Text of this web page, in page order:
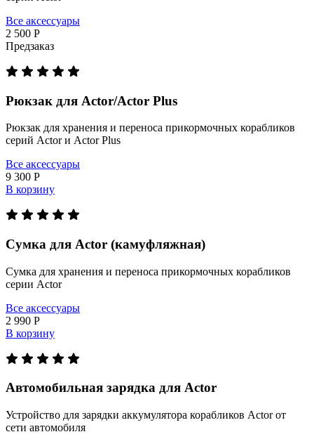
Все аксессуары
2 500 Р
Предзаказ
Рюкзак для Actor/Actor Plus
Рюкзак для хранения и переноса прикормочных корабликов
серий Actor и Actor Plus
Все аксессуары
9 300 Р
В корзину
Сумка для Actor (камуфляжная)
Сумка для хранения и переноса прикормочных корабликов
серии Actor
Все аксессуары
2 990 Р
В корзину
Автомобильная зарядка для Actor
Устройство для зарядки аккумулятора корабликов Actor от
сети автомобиля